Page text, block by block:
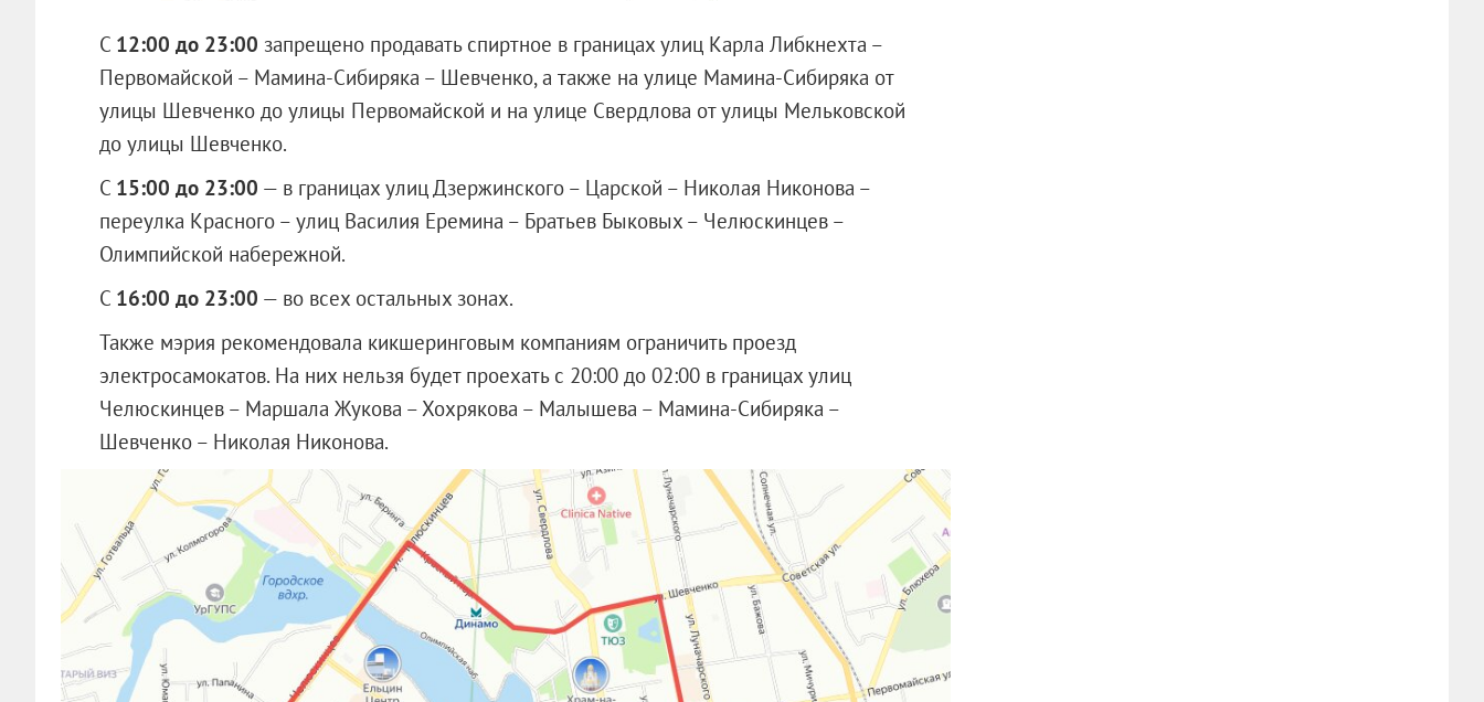
С 12:00 до 23:00 запрещено продавать спиртное в границах улиц Карла Либкнехта –
Первомайской – Мамина-Сибиряка – Шевченко, а также на улице Мамина-Сибиряка от
улицы Шевченко до улицы Первомайской и на улице Свердлова от улицы Мельковской
до улицы Шевченко.
С 15:00 до 23:00 — в границах улиц Дзержинского – Царской – Николая Никонова –
переулка Красного – улиц Василия Еремина – Братьев Быковых – Челюскинцев –
Олимпийской набережной.
С 16:00 до 23:00 — во всех остальных зонах.
Также мэрия рекомендовала кикшеринговым компаниям ограничить проезд
электросамокатов. На них нельзя будет проехать с 20:00 до 02:00 в границах улиц
Челюскинцев – Маршала Жукова – Хохрякова – Малышева – Мамина-Сибиряка –
Шевченко – Николая Никонова.